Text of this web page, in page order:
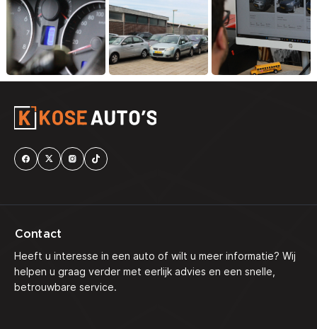
Contact
Heeft u interesse in een auto of wilt u meer informatie? Wij
helpen u graag verder met eerlijk advies en een snelle,
betrouwbare service.